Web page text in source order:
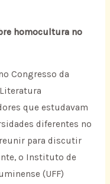
homocultura no
Congresso da
que estudavam
diferentes no
para discutir
o Instituto de
(UFF)